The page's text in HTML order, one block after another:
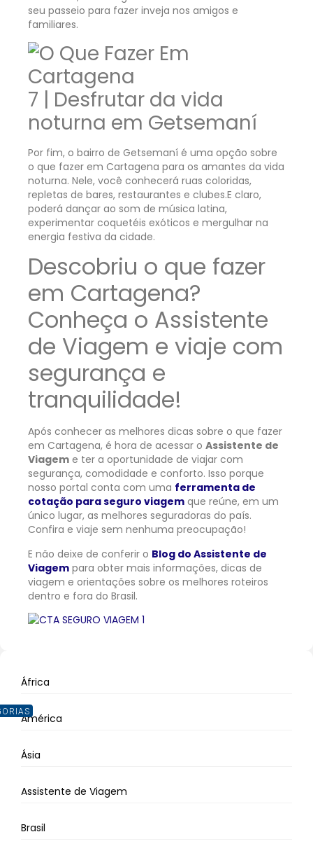
seu passeio para fazer inveja nos amigos e
familiares.
7 | Desfrutar da vida
noturna em Getsemaní
Por fim, o bairro de Getsemaní é uma opção sobre
o que fazer em Cartagena para os amantes da vida
noturna. Nele, você conhecerá ruas coloridas,
repletas de bares, restaurantes e clubes.E claro,
poderá dançar ao som de música latina,
experimentar coquetéis exóticos e mergulhar na
energia festiva da cidade.
Descobriu o que fazer
em Cartagena?
Conheça o Assistente
de Viagem e viaje com
segurança e
tranquilidade!
Após conhecer as melhores dicas sobre o que fazer
em Cartagena, é hora de acessar o Assistente de
Viagem e ter a oportunidade de viajar com
segurança, comodidade e conforto. Isso porque
nosso portal conta com uma ferramenta de
cotação para seguro viagem que reúne, em um
único lugar, as melhores seguradoras do país.
Confira e viaje sem nenhuma preocupação!
E não deixe de conferir o Blog do Assistente de
Viagem para obter mais informações, dicas de
viagem e orientações sobre os melhores roteiros
dentro e fora do Brasil.
África
América
Ásia
Assistente de Viagem
Brasil